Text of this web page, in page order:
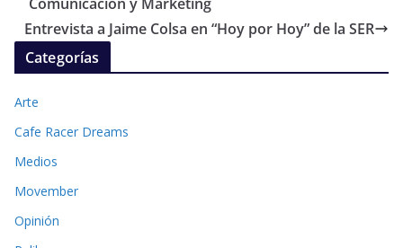
Entrevista a Jaime Colsa en “Hoy por Hoy” de la SER
Categorías
Arte
Cafe Racer Dreams
Medios
Movember
Opinión